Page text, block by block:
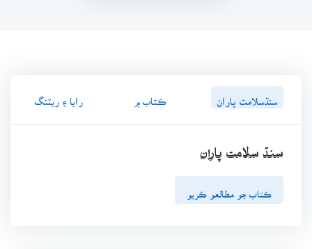
سنڌسلامت پاران ڪتاب ۾ رايا ۽ ريٽنگ
سنڌ سلامت پاران
ڪتاب جو مطالعو ڪريو